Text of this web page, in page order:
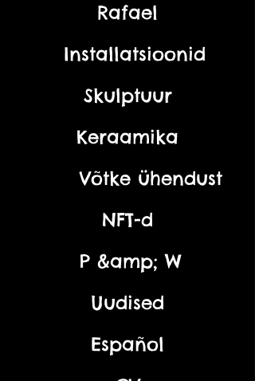
Rafael
Installatsioonid
Skulptuur
Keraamika
Võtke ühendust
NFT-d
P &amp; W
Uudised
Español